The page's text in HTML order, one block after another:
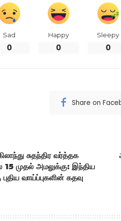
Sad
0
Happy
0
Sleepy
0
Share on
சுதந்திர வர்த்தக
முதல் அமலுக்கு: இந்திய
வாய்ப்புகளின் கதவு